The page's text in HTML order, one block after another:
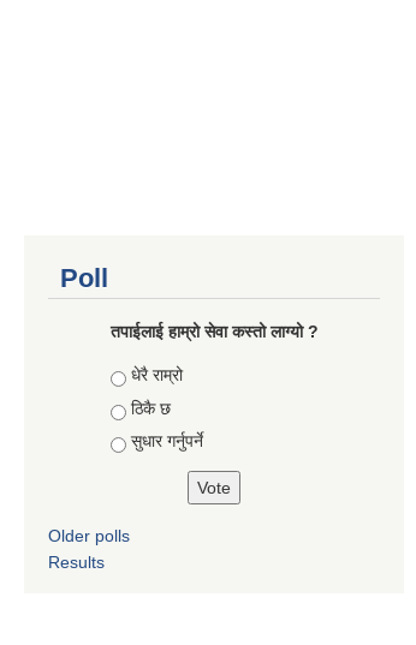
Poll
तपाईलाई हाम्रो सेवा कस्तो लाग्यो ?
Choices
धेरै राम्रो
ठिकै छ
सुधार गर्नुपर्ने
Older polls
Results